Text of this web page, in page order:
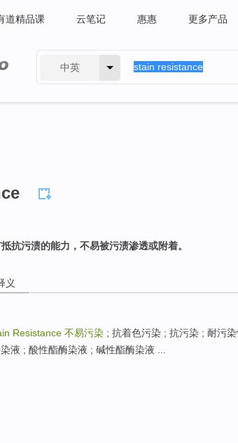
道精品课 云笔记 惠惠 更多产品
中英
抗污渍的能力，不易被污渍渗透或附着。
义
Resistance 不易污染 ; 抗着色污染 ; 抗污染 ; 耐污
液 ; 酸性酯酶染液 ; 碱性酯酶染液 ...